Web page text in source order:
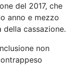
del 2017, che
anno e mezzo
cassazione.
non